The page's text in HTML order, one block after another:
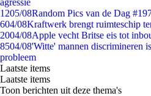
agressie
1205/08Random Pics van de Dag
604/08Kraftwerk brengt ruimteschip
2004/08Apple vecht Britse eis tot
8504/08'Witte' mannen discrimineren
probleem
Laatste items
Laatste items
Toon berichten uit deze thema's